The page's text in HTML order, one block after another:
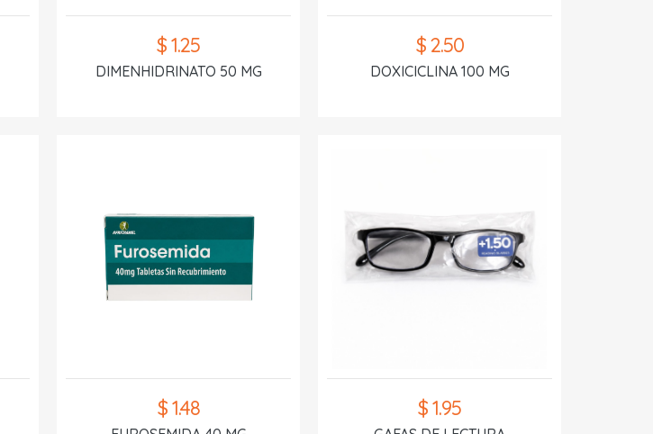
$ 1.25
DIMENHIDRINATO 50 MG
$ 2.50
DOXICICLINA 100 MG
$ 1.48 $ 1.95